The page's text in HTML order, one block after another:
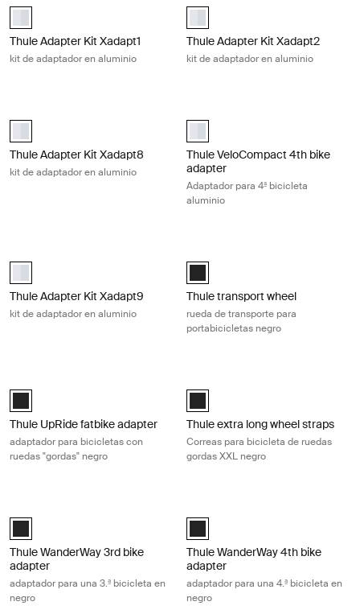
aluminium (selected)
Thule Adapter Kit Xadapt1
kit de adaptador en aluminio
aluminium (selected)
Thule Adapter Kit Xadapt2
kit de adaptador en aluminio
aluminium (selected)
Thule Adapter Kit Xadapt8
kit de adaptador en aluminio
aluminium (selected)
Thule VeloCompact 4th bike
adapter
Adaptador para 4ª bicicleta
aluminio
aluminium (selected)
Thule Adapter Kit Xadapt9
kit de adaptador en aluminio
Thule transport wheel Negro
Thule transport wheel
rueda de transporte para
portabicicletas negro
Thule UpRide fatbike adapter Negro (selected)
Thule UpRide fatbike adapter
adaptador para bicicletas con
ruedas "gordas" negro
Black (selected)
Thule extra long wheel straps
Correas para bicicleta de ruedas
gordas XXL negro
Thule WanderWay 3rd bike adapter Negro (selected)
Thule WanderWay 3rd bike
adapter
adaptador para una 3.ª bicicleta en
negro
Thule WanderWay 4th bike
Thule WanderWay 4th bike
adapter
adaptador para una 4.ª bicicleta en
negro